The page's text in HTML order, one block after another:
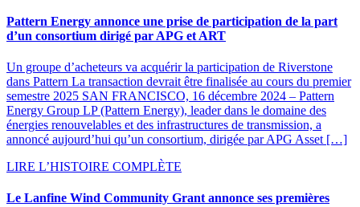
Pattern Energy annonce une prise de participation de la part
d’un consortium dirigé par APG et ART
Un groupe d’acheteurs va acquérir la participation de Riverstone
dans Pattern La transaction devrait être finalisée au cours du premier
semestre 2025 SAN FRANCISCO, 16 décembre 2024 – Pattern
Energy Group LP (Pattern Energy), leader dans le domaine des
énergies renouvelables et des infrastructures de transmission, a
annoncé aujourd’hui qu’un consortium, dirigée par APG Asset […]
LIRE L’HISTOIRE COMPLÈTE
Le Lanfine Wind Community Grant annonce ses premières